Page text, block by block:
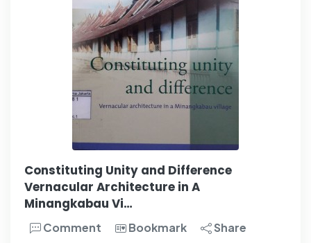
Constituting Unity and Difference
Vernacular Architecture in A
Minangkabau Vi…
Comment Bookmark Share